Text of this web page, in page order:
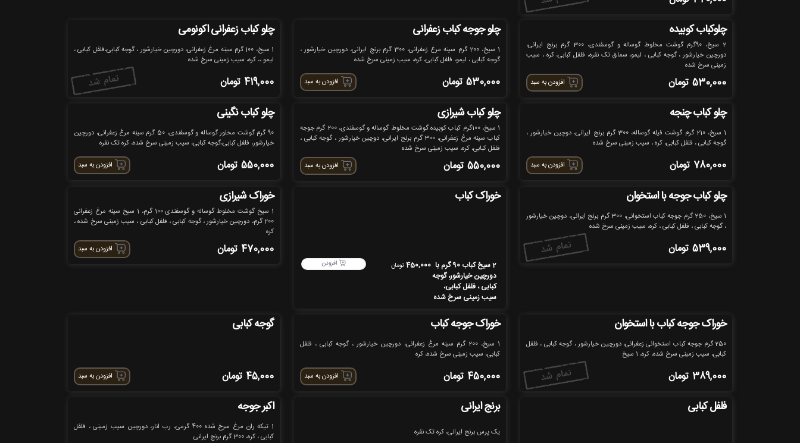
چلوکباب کوبیده
2 سیخ، 90گرم گوشت مخلوط گوساله و گوسفندی، 300 گرم برنج ایرانی،
دورچین خیارشور ، گوجه کبابی ، لیمو، سماق تک نفره، فلفل کبابی، کره ، سیب
زمینی سرخ شده
530,000 تومان افزودن به سبد
چلو جوجه کباب زعفرانی
1 سیخ، 200 گرم سینه مرغ زعفرانی، 300 گرم برنج ایرانی، دورچین خیارشور ،
گوجه کبابی ، لیمو، فلفل کبابی، کره، سیب زمینی سرخ شده
530,000 تومان افزودن به سبد
چلو کباب زعفرانی اکونومی
1 سیخ، 100 گرم سینه مرغ زعفرانی، دورچین خیارشور ، گوجه کبابی،فلفل کبابی ،
لیمو ،، کره، سیب زمینی سرخ شده
419,000 تومان
چلو کباب چنجه
1 سیخ، 210 گرم گوشت فیله گوساله، 300 گرم برنج ایرانی، دوچین خیارشور ،
گوجه کبابی ، فلفل کبابی، کره ، سیب زمینی سرخ شده
780,000 تومان افزودن به سبد
چلو کباب شیرازی
1 سیخ، 100گرم کباب کوبیده گوشت مخلوط گوساله و گوسفندی، 200 گرم جوجه
کباب سینه مرغ زعفرانی، 300 گرم برنج ایرانی، دوچین خیارشور ، گوجه کبابی ،
فلفل کبابی، کره، سیب زمینی سرخ شده
550,000 تومان افزودن به سبد
چلو کباب نگینی
90 گرم گوشت مخلور گوساله و گوسفندی، 50 گرم سینه مرغ زعفرانی، دورچین
خیارشور، فلفل کبابی،گوجه کبابی، سیب زمینی سرخ شده، کره تک نفره
550,000 تومان افزودن به سبد
چلو کباب جوجه با استخوان
1 سیخ، 250 گرم جوجه کباب استخوانی، 300 گرم برنج ایرانی، دوچین خیارشور
، گوجه کبابی ، فلفل کبابی ، کره، سیب زمینی سرخ شده
539,000 تومان
خوراک کباب
2 سیخ کباب 90 گرم با
دورچین خیارشور، گوجه
کبابی ، فلفل کبابی،
سیب زمینی سرخ شده
450,000 تومان
خوراک شیرازی
1 سیخ گوشت مخلوط گوساله و گوسفندی 100 گرم، 1 سیخ سینه مرغ زعفرانی
200 گرم، دورچین خیارشور ، گوجه کبابی ، فلفل کبابی ، سیب زمینی سرخ شده ،
کره
470,000 تومان افزودن به سبد
خوراک جوجه کباب با استخوان
250 گرم جوجه کباب استخوانی زعفرانی، دورچین خیارشور ، گوجه کبابی ، فلفل
کبابی، سیب زمینی سرخ شده، کره، 1 سیخ
389,000 تومان
خوراک جوجه کباب
1 سیخ، 200 گرم سینه مرغ زعفرانی، دورچین خیارشور ، گوجه کبابی ، فلفل
کبابی، سیب زمینی سرخ شده، کره
450,000 تومان افزودن به سبد
گوجه کبابی
45,000 تومان افزودن به سبد
فلفل کبابی برنج ایرانی
یک پرس برنج ایرانی، کره تک نفره
اکبر جوجه
1 تیکه ران مرغ سرخ شده 400 گرمی، رب انار، دورچین سیب زمینی ، فلفل
کبابی ، کره، 300 گرم برنج ایرانی